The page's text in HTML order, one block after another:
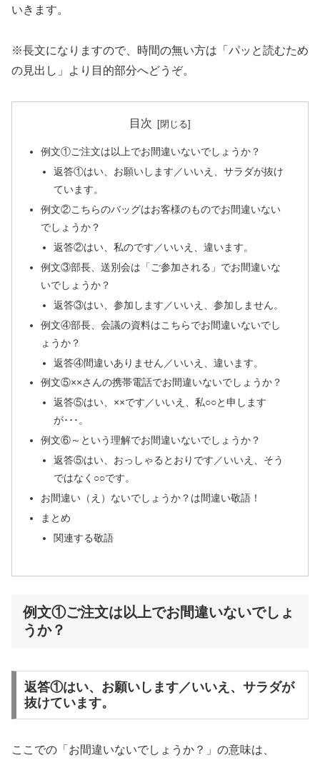
いきます。
※長文になりますので、時間の無い方は「パッと読むため
の見出し」より目的部分へどうぞ。
目次
例文①ご注文は以上でお間違いないでしょうか？
返答①はい、お願いします／いいえ、サラダが抜け
ています。
例文②こちらのバッグはお客様のものでお間違いない
でしょうか？
返答②はい、私のです／いいえ、違います。
例文③部長、送別会は「ご参加される」でお間違いな
いでしょうか？
返答③はい、参加します／いいえ、参加しません。
例文④部長、会議の資料はこちらでお間違いないでし
ょうか？
返答④間違いありません／いいえ、違います。
例文⑤××さんの携帯電話でお間違いないでしょうか？
返答⑤はい、××です／いいえ、私○○と申します
が･･･。
例文⑥～という理解でお間違いないでしょうか？
返答⑤はい、おっしゃるとおりです／いいえ、そう
ではなく○○です。
お間違い（え）ないでしょうか？は間違い敬語！
まとめ
関連する敬語
例文①ご注文は以上でお間違いないでしょ
うか？
返答①はい、お願いします／いいえ、サラダが
抜けています。
ここでの「お間違いないでしょうか？」の意味は、